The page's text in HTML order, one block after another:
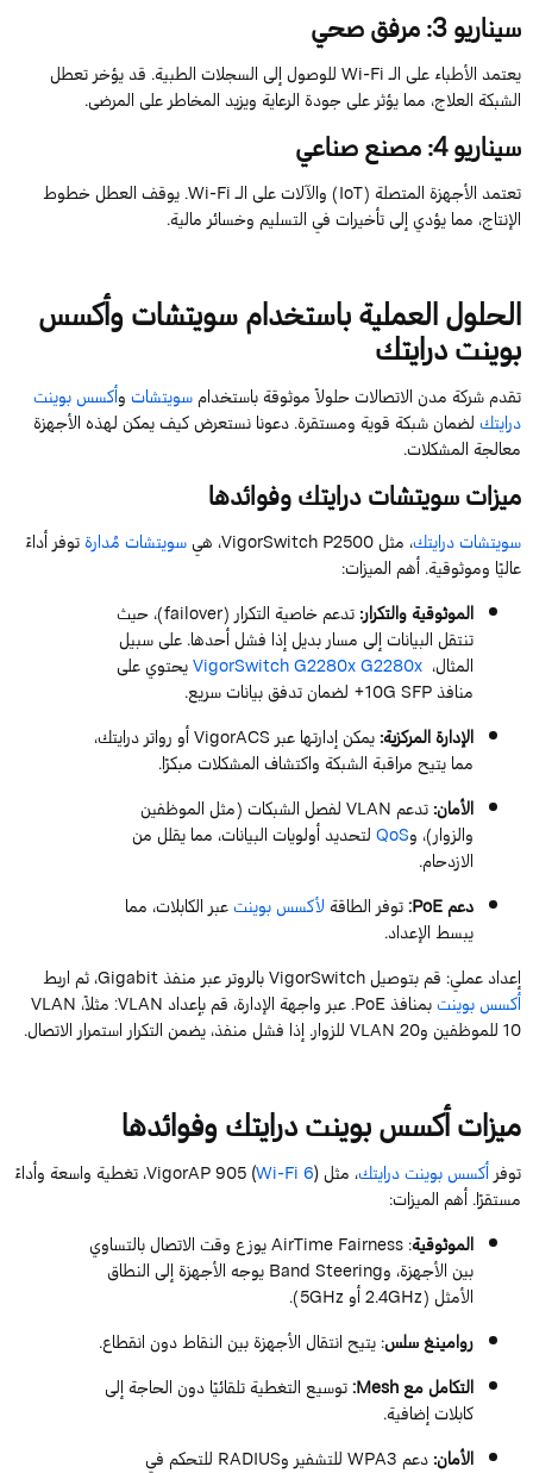
سيناريو3: مرفق صحي
يعتمد الأطباءعلى الـWi-Fiللوصول إلى السجلات الطبية. قد يؤخرتعطل
الشبكة العلاج، مما يؤثر على جودة الرعاية ويزيد المخاطر على المرضى.
سيناريو4: مصنع صناعي
تعتمد الأجهزة المتصلة (IoT) والآلاتعلى الـWi-Fi
.يوقفالعطلخطوط
الإنتاج، مما يؤدي إلى تأخيرات في التسليم وخسائر مالية.
الحلول العملية باستخدامسويتشاتوأكسس
بوينت درايتك
تقدمشركة مدن الاتصالاتحلولاً موثوقة باستخدامسويتشاتوأكسس بوينت
درايتكلضمان شبكة قوية ومستقرة. دعونا نستعرض كيف يمكن لهذه الأجهزة
معالجة المشكلات.
ميزاتسويتشاتدرايتك وفوائدها
سويتشاتدرايتك، مثل VigorSwitchP2500 ، هيسويتشاتمُدارةتوفر أداءً
عاليًا وموثوقية. أهم الميزات:
الموثوقية والتكرار:تدعم خاصية التكرار (failover)، حيث
تنتقل البيانات إلى مسار بديل إذا فشل أحدها. على سبيل
المثال، G2280x يحتوي على
منافذ10G SFP
+ لضمانتدفقبياناتسريع.
الإدارة المركزية:يمكن إدارتها عبرVigorACSأو رواتردرايتك،
مما يتيح مراقبة الشبكة واكتشاف المشكلات مبكرًا.
الأمان:تدعمVLANلفصل الشبكات (مثل الموظفين
والزوار)، وQoSلتحديد أولويات البيانات، مما يقلل من
الازدحام.
دعمPoE
:توفر الطاقةلأكسس بوينتعبر الكابلات، مما
يبسط الإعداد.
إعداد عملي: قم بتوصيلVigorSwitchبالروترعبر منفذGigabit، ثماربط
أكسس بوينتبمنافذPoE. عبر واجهة الإدارة، قم بإعدادVLAN: مثلاً، VLAN
10للموظفينو VLAN20 للزوار. إذا فشل منفذ، يضمن التكرار استمرار الاتصال.
ميزات أكسس بوينت درايتك وفوائدها
توفرأكسس بوينت درايتك، مثل VigorAP905 (Wi-Fi 6 )، تغطية واسعة وأداءً
مستقرًا. أهم الميزات:
الموثوقية:
AirTimeFairness يوزع وقت الاتصال بالتساوي
بين الأجهزة، و BandSteering يوجه الأجهزة إلى النطاق
الأمثل (2.4GHzأو 5GHz).
روامينغسلس: يتيح انتقال الأجهزة بين النقاط دون انقطاع.
التكامل معMesh
:توسيع التغطية تلقائيًا دون الحاجة إلى
كابلات إضافية.
الأمان:دعمWPA3للتشفيروRADIUS للتحكم في